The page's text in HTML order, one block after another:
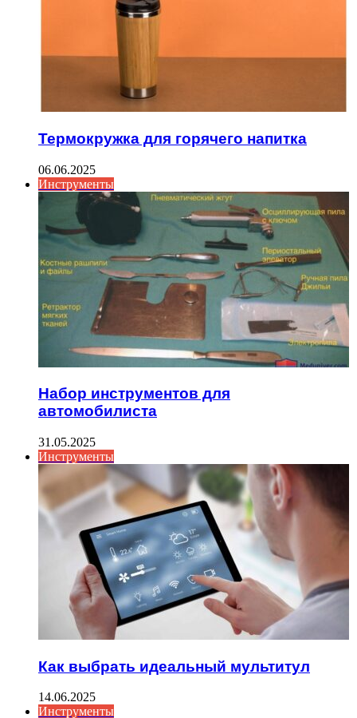
Термокружка для горячего напитка
06.06.2025
Инструменты
Набор инструментов для
автомобилиста
31.05.2025
Инструменты
Как выбрать идеальный мультитул
14.06.2025
Инструменты